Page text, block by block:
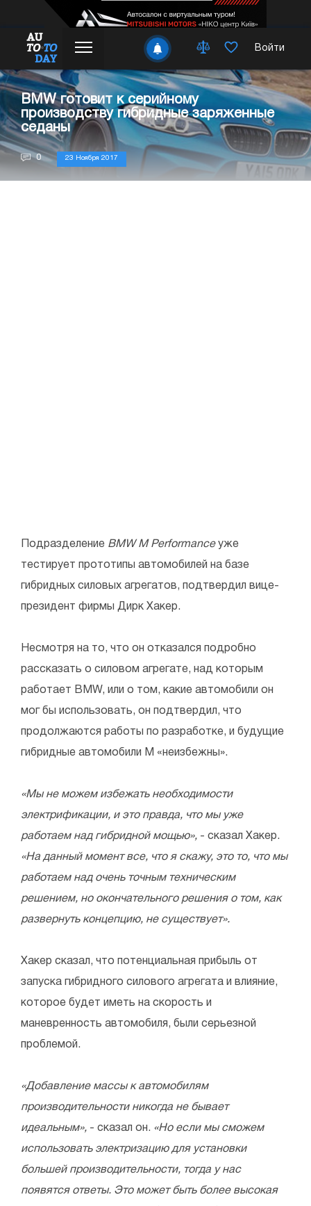
Войти
BMW готовит к серийному
производству гибридные заряженные
седаны
0 23 Ноября 2017
Подразделение BMW M Performanceуже
тестирует прототипы автомобилей на базе
гибридных силовых агрегатов, подтвердил вице-
президент фирмы Дирк Хакер.
Несмотря на то, что он отказался подробно
рассказать о силовом агрегате, над которым
работает BMW, или о том, какие автомобили он
мог бы использовать, он подтвердил, что
продолжаются работы по разработке, и будущие
гибридные автомобили M «неизбежны».
«Мы не можем избежать необходимости
электрификации, и это правда, что мы уже
работаем над гибридной мощью», - сказал Хакер.
«На данный момент все, что я скажу, это то, что мы
работаем над очень точным техническим
решением, но окончательного решения о том, как
развернуть концепцию, не существует».
Хакер сказал, что потенциальная прибыль от
запуска гибридного силового агрегата и влияние,
которое будет иметь на скорость и
маневренность автомобиля, были серьезной
проблемой.
«Добавление массы к автомобилям
производительности никогда не бывает
идеальным», - сказал он. «Но если мы сможем
использовать электризацию для установки
большей производительности, тогда у нас
появятся ответы. Это может быть более высокая